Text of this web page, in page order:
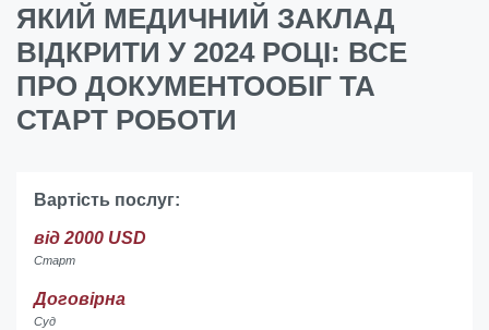
ЯКИЙ МЕДИЧНИЙ ЗАКЛАД
ВІДКРИТИ У 2024 РОЦІ: ВСЕ
ПРО ДОКУМЕНТООБІГ ТА
СТАРТ РОБОТИ
Вартість послуг:
від 2000 USD
Старт
Договірна
Суд